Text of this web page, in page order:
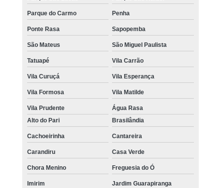
Parque do Carmo Penha
Ponte Rasa Sapopemba
São Mateus São Miguel Paulista
Tatuapé Vila Carrão
Vila Curuçá Vila Esperança
Vila Formosa Vila Matilde
Vila Prudente
Água Rasa
Alto do Pari
Brasilândia
Cachoeirinha Cantareira
Carandiru Casa Verde
Chora Menino Freguesia do Ó
Imirim Jardim Guarapiranga